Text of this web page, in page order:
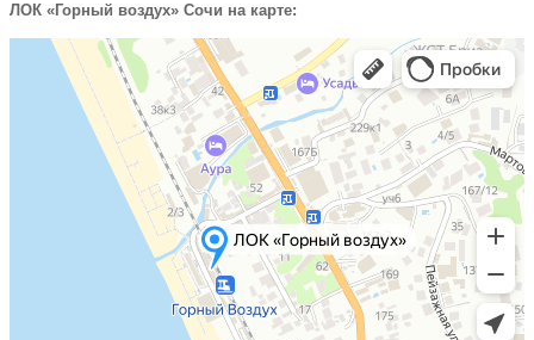
ЛОК «Горный воздух» Сочи на карте: